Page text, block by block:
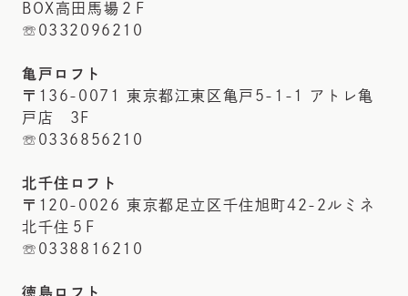
BOX高田馬場２F
☏0332096210
亀戸ロフト
〒136-0071 東京都江東区亀戸5-1-1 アトレ亀
戸店 3F
☏0336856210
北千住ロフト
〒120-0026 東京都足立区千住旭町42-2ルミネ
北千住５F
☏0338816210
徳島ロフト